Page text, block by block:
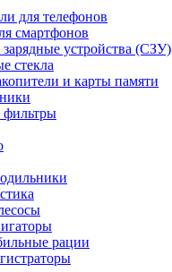
для телефонов
смартфонов
устройства (СЗУ)
стекла
и карты памяти
фильтры
рации